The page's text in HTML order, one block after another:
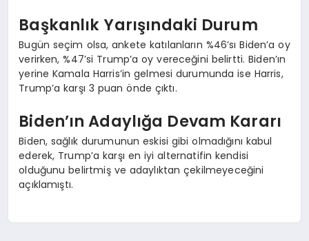
Başkanlık Yarışındaki Durum
Bugün seçim olsa, ankete katılanların %46’sı Biden’a oy
verirken, %47’si Trump’a oy vereceğini belirtti. Biden’ın
yerine Kamala Harris’in gelmesi durumunda ise Harris,
Trump’a karşı 3 puan önde çıktı.
Biden’ın Adaylığa Devam Kararı
Biden, sağlık durumunun eskisi gibi olmadığını kabul
ederek, Trump’a karşı en iyi alternatifin kendisi
olduğunu belirtmiş ve adaylıktan çekilmeyeceğini
açıklamıştı.